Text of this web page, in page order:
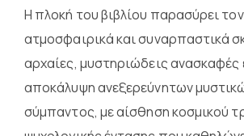
Η πλοκή του βιβλίου παρασύρει
ατμοσφαιρικά και συναρπαστικά
αρχαίες, μυστηριώδεις ανασκαφές
αποκάλυψη ανεξερεύνητων
σύμπαντος, με αίσθηση κοσμικού